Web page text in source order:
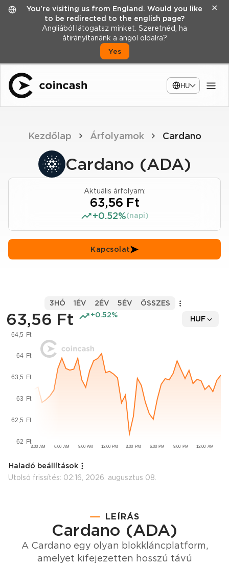
You're visiting us from England. Would you like
to be redirected to the english page?
Angliából látogatsz minket. Szeretnéd, ha
átirányítanánk a angol oldalra?
Yes
✕
HU
Kezdőlap Árfolyamok Cardano
Cardano (ADA)
Aktuális árfolyam:
63,56 Ft
+0.52%(napi)
Kapcsolat
63,56 Ft +0.52% HUF
3HÓ 1ÉV 2ÉV 5ÉV ÖSSZES
Haladó beállítások
Utolsó frissítés: 02:16, 2026. augusztus 08.
LEÍRÁS
Cardano (ADA)
A Cardano egy olyan blokkláncplatform,
amelyet kifejezetten hosszú távú